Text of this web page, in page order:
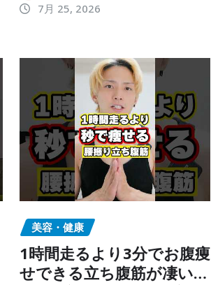
7月 25, 2026
美容・健康
1時間走るより3分でお腹痩
せできる立ち腹筋が凄い…